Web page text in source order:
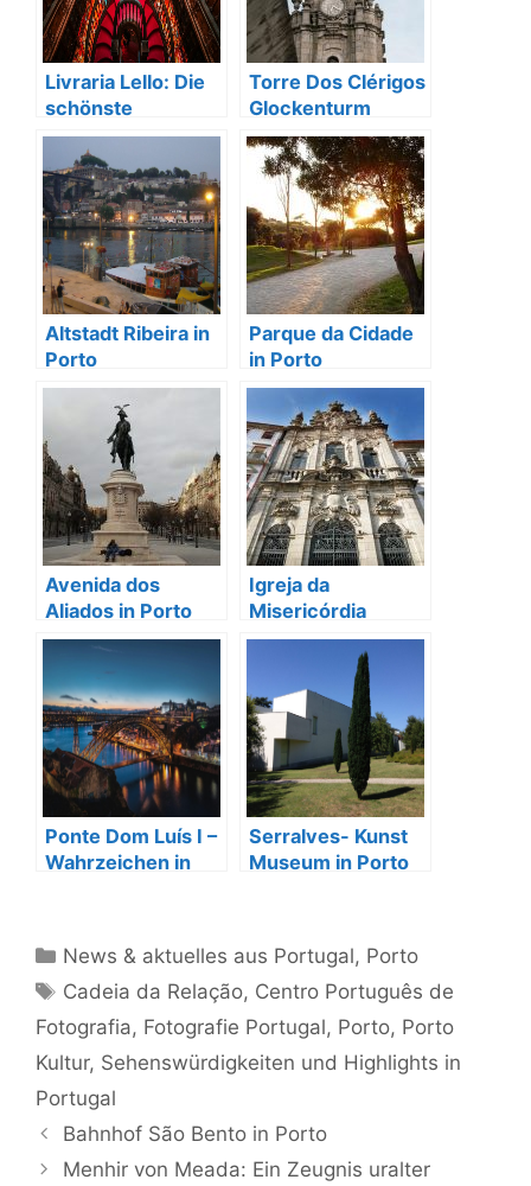
Livraria Lello: Die
schönste
Buchhandlung in
Porto
Torre Dos Clérigos
Glockenturm
Clérigos-Kirche
Porto
Altstadt Ribeira in
Porto
Parque da Cidade
in Porto
Avenida dos
Aliados in Porto
Igreja da
Misericórdia
Ponte Dom Luís I –
Wahrzeichen in
Serralves- Kunst
Museum in Porto
Kategorien
News & aktuelles aus Portugal, Porto
Schlagwörter
Cadeia da Relação, Centro Português de
Fotografia, Fotografie Portugal, Porto, Porto
Kultur, Sehenswürdigkeiten und Highlights in
Portugal
Bahnhof São Bento in Porto
Menhir von Meada: Ein Zeugnis uralter